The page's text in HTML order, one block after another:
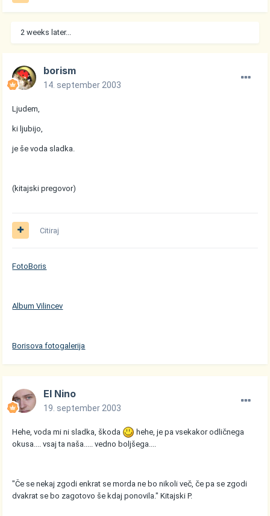
2 weeks later...
borism
14. september 2003
Ljudem,
ki ljubijo,
je še voda sladka.
(kitajski pregovor)
Citiraj
FotoBoris
Album Vilincev
Borisova fotogalerija
El Nino
19. september 2003
Hehe, voda mi ni sladka, škoda
hehe, je pa vsekakor odličnega
okusa.... vsaj ta naša..... vedno boljšega....
"Če se nekaj zgodi enkrat se morda ne bo nikoli več, če pa se zgodi
dvakrat se bo zagotovo še kdaj ponovila." Kitajski P.